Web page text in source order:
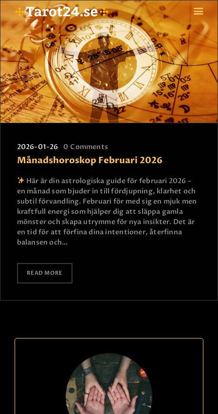
HEM
ASTROLOGI
STJÄRNTECKEN
TAROT
SPÅDAM-SIERSKA
JOBBA SOM SPÅDAM
BETALNING
FAQ
KONTAKTA OSS
2026-01-26 0 Comments
Månadshoroskop Februari 2026
Här är din astrologiska guide för februari 2026 –
en månad som bjuder in till fördjupning, klarhet och
subtil förvandling. Februari för med sig en mjuk men
kraftfull energi som hjälper dig att släppa gamla
mönster och skapa utrymme för nya insikter. Det är
en tid för att förfina dina intentioner, återfinna
balansen och…
READ MORE